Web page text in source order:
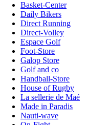
Basket-Center
Daily Bikers
Direct Running
Direct-Volley
Espace Golf
Foot-Store
Galop Store
Golf and co
Handball-Store
House of Rugby
La sellerie de Maé
Made in Paradis
Nauti-wave